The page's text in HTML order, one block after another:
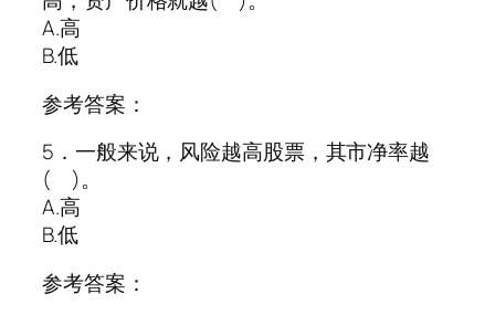
A.高
B.低
参考答案：
5．一般来说，风险越高股票，其市净率越
( )。
A.高
B.低
参考答案：